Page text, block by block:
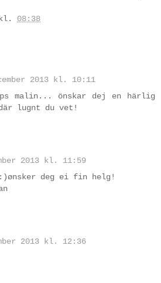
08:38
2013 kl. 10:11
malin... önskar dej en härlig
lugnt du vet!
2013 kl. 11:59
deg ei fin helg!
2013 kl. 12:36